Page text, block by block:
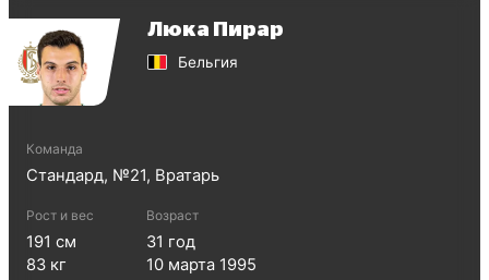
Люка Пирар
Бельгия
Команда
Стандард, №21, Вратарь
Рост и вес
191 см
83 кг
Возраст
31 год
10 марта 1995